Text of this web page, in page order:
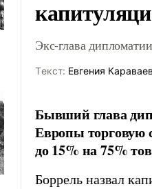
Экс-глава
Tекст: Евгения
Бывший глава
Европы торговую
до 15% на 75%
Боррель назвал